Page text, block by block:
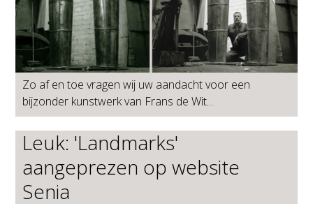
Zo af en toe vragen wij uw aandacht voor een
bijzonder kunstwerk van Frans de Wit...
Leuk: 'Landmarks'
aangeprezen op website
Senia